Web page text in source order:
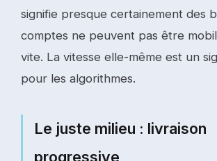
signifie presque certainement des
comptes ne peuvent pas être
vite. La vitesse elle-même est un
pour les algorithmes.
Le juste milieu : livraison
progressive